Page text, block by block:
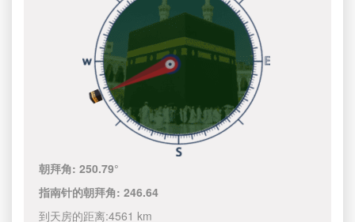
朝拜角:250.79°
指南针的朝拜角:246.64
到天房的距离:4561 km